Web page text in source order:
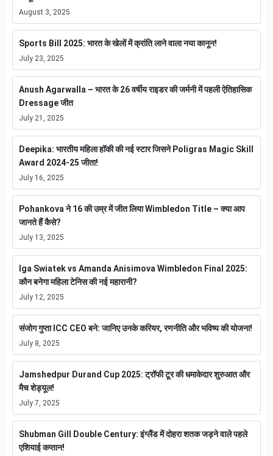
August 3, 2025
Sports Bill 2025: भारत के खेलों में क्रांति लाने वाला नया कानून!
July 23, 2025
Anush Agarwalla – भारत के 26 वर्षीय राइडर की जर्मनी में पहली ऐतिहासिक
Dressage जीत
July 21, 2025
Deepika: भारतीय महिला हॉकी की नई स्टार जिसने Poligras Magic Skill
Award 2024-25 जीता!
July 16, 2025
Pohankova ने 16 की उम्र में जीत लिया Wimbledon Title – क्या आप
जानते हैं कैसे?
July 13, 2025
Iga Swiatek vs Amanda Anisimova Wimbledon Final 2025:
कौन बनेगा महिला टेनिस की नई महारानी?
July 12, 2025
संजोग गुप्ता ICC CEO बने: जानिए उनके करियर, रणनीति और भविष्य की योजना!
July 8, 2025
Jamshedpur Durand Cup 2025: ट्रॉफी टूर की धमाकेदार शुरुआत और
मैच शेड्यूल!
July 7, 2025
Shubman Gill Double Century: इंग्लैंड में दोहरा शतक जड़ने वाले पहले
एशियाई कप्तान!